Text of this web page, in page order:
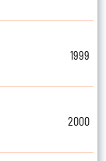
1999
2000